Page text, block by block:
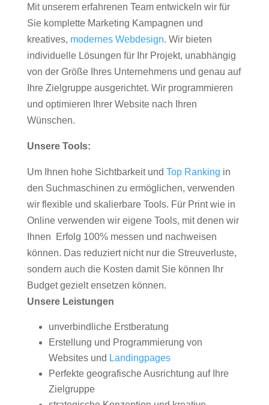
Mit unserem erfahrenen Team entwickeln wir für
Sie komplette Marketing Kampagnen und
kreatives, modernes Webdesign. Wir bieten
individuelle Lösungen für Ihr Projekt, unabhängig
von der Größe Ihres Unternehmens und genau auf
Ihre Zielgruppe ausgerichtet. Wir programmieren
und optimieren Ihrer Website nach Ihren
Wünschen.
Unsere Tools:
Um Ihnen hohe Sichtbarkeit und Top Ranking in
den Suchmaschinen zu ermöglichen, verwenden
wir flexible und skalierbare Tools. Für Print wie in
Online verwenden wir eigene Tools, mit denen wir
Ihnen Erfolg 100% messen und nachweisen
können. Das reduziert nicht nur die Streuverluste,
sondern auch die Kosten damit Sie können Ihr
Budget gezielt ensetzen können.
Unsere Leistungen
unverbindliche Erstberatung
Erstellung und Programmierung von
Websites und Landingpages
Perfekte geografische Ausrichtung auf Ihre
Zielgruppe